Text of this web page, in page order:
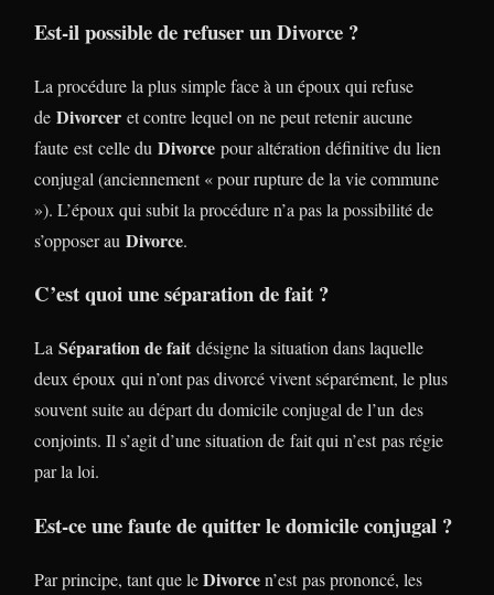
Est-il possible de refuser un Divorce ?
La procédure la plus simple face à un époux qui refuse
de Divorcer et contre lequel on ne peut retenir aucune
faute est celle du Divorce pour altération définitive du lien
conjugal (anciennement « pour rupture de la vie commune
»). L’époux qui subit la procédure n’a pas la possibilité de
s’opposer au Divorce.
C’est quoi une séparation de fait ?
La Séparation de fait désigne la situation dans laquelle
deux époux qui n’ont pas divorcé vivent séparément, le plus
souvent suite au départ du domicile conjugal de l’un des
conjoints. Il s’agit d’une situation de fait qui n’est pas régie
par la loi.
Est-ce une faute de quitter le domicile conjugal ?
Par principe, tant que leDivorcen’est pas prononcé, les